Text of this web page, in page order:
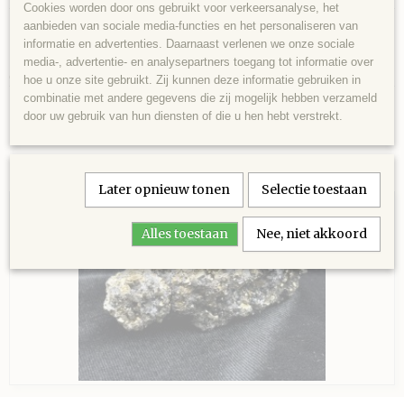
Productcode
MAR0001
EAN code
522
Omschrijving
Markasiet en dolomiet op matrix, Duitsland - 238 gram - 9,5 x 6,5 x 4,5
cm.
Ook interessant
Cookies worden door ons gebruikt voor verkeersanalyse, het
aanbieden van sociale media-functies en het personaliseren van
informatie en advertenties. Daarnaast verlenen we onze sociale
media-, advertentie- en analysepartners toegang tot informatie over
hoe u onze site gebruikt. Zij kunnen deze informatie gebruiken in
combinatie met andere gegevens die zij mogelijk hebben verzameld
door uw gebruik van hun diensten of die u hen hebt verstrekt.
Later opnieuw tonen Selectie toestaan
Alles toestaan Nee, niet akkoord